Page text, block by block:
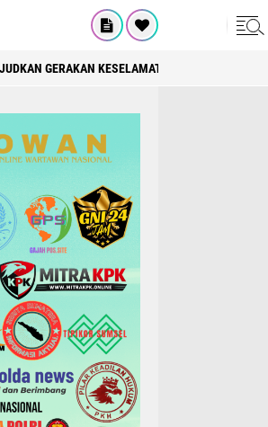
GERAKAN KESELAMATAN BERLALU